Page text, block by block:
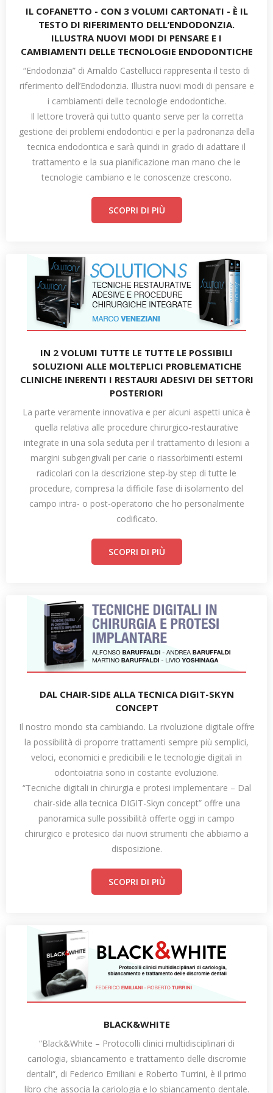
IL COFANETTO - CON 3 VOLUMI CARTONATI - È IL
TESTO DI RIFERIMENTO DELL’ENDODONZIA.
ILLUSTRA NUOVI MODI DI PENSARE E I
CAMBIAMENTI DELLE TECNOLOGIE ENDODONTICHE
“Endodonzia” di Arnaldo Castellucci rappresenta il testo di
riferimento dell’Endodonzia. Illustra nuovi modi di pensare e
i cambiamenti delle tecnologie endodontiche.
Il lettore troverà qui tutto quanto serve per la corretta
gestione dei problemi endodontici e per la padronanza della
tecnica endodontica e sarà quindi in grado di adattare il
trattamento e la sua pianificazione man mano che le
tecnologie cambiano e le conoscenze crescono.
SCOPRI DI PIÙ
IN 2 VOLUMI TUTTE LE TUTTE LE POSSIBILI
SOLUZIONI ALLE MOLTEPLICI PROBLEMATICHE
CLINICHE INERENTI I RESTAURI ADESIVI DEI SETTORI
POSTERIORI
La parte veramente innovativa e per alcuni aspetti unica è
quella relativa alle procedure chirurgico-restaurative
integrate in una sola seduta per il trattamento di lesioni a
margini subgengivali per carie o riassorbimenti esterni
radicolari con la descrizione step-by step di tutte le
procedure, compresa la difficile fase di isolamento del
campo intra- o post-operatorio che ho personalmente
codificato.
SCOPRI DI PIÙ
DAL CHAIR-SIDE ALLA TECNICA DIGIT-SKYN
CONCEPT
Il nostro mondo sta cambiando. La rivoluzione digitale offre
la possibilità di proporre trattamenti sempre più semplici,
veloci, economici e predicibili e le tecnologie digitali in
odontoiatria sono in costante evoluzione.
“Tecniche digitali in chirurgia e protesi implementare – Dal
chair-side alla tecnica DIGIT-Skyn concept” offre una
panoramica sulle possibilità offerte oggi in campo
chirurgico e protesico dai nuovi strumenti che abbiamo a
disposizione.
SCOPRI DI PIÙ
BLACK&WHITE
“Black&White – Protocolli clinici multidisciplinari di
cariologia, sbiancamento e trattamento delle discromie
dentali“, di Federico Emiliani e Roberto Turrini, è il primo
libro che associa la cariologia e lo sbiancamento dentale.